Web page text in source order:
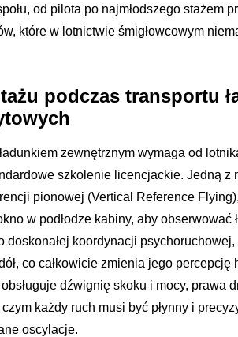
od pilota po najmłodszego stażem
które w lotnictwie śmigłowcowym
podczas transportu
zewnętrznym wymaga od
szkolenie licencjackie. Jedną z
pionowej (Vertical Reference
w podłodze kabiny, aby obserwować
doskonałej koordynacji
co całkowicie zmienia jego
dźwignię skoku i mocy, prawa
czym każdy ruch musi być płynny i
oscylacje.